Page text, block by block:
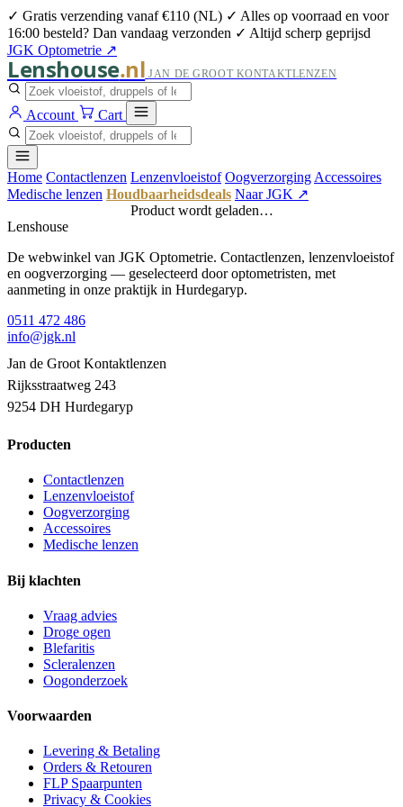
✓ Gratis verzending vanaf €110 (NL) ✓ Alles op voorraad en voor
16:00 besteld? Dan vandaag verzonden ✓ Altijd scherp geprijsd
JGK Optometrie ↗
Lenshouse.nl JAN DE GROOT KONTAKTLENZEN
Account Cart
Home Contactlenzen Lenzenvloeistof Oogverzorging Accessoires
Medische lenzen Houdbaarheidsdeals Naar JGK ↗
Product wordt geladen…
Lenshouse
De webwinkel van JGK Optometrie. Contactlenzen, lenzenvloeistof
en oogverzorging — geselecteerd door optometristen, met
aanmeting in onze praktijk in Hurdegaryp.
0511 472 486
info@jgk.nl
Jan de Groot Kontaktlenzen
Rijksstraatweg 243
9254 DH Hurdegaryp
Producten
Contactlenzen
Lenzenvloeistof
Oogverzorging
Accessoires
Medische lenzen
Bij klachten
Vraag advies
Droge ogen
Blefaritis
Scleralenzen
Oogonderzoek
Voorwaarden
Levering & Betaling
Orders & Retouren
FLP Spaarpunten
Privacy & Cookies